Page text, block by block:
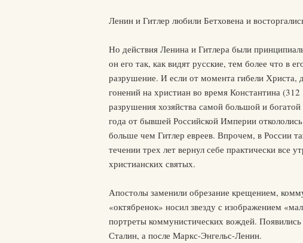
Ленин и Гитлер любили Бетховена и
Но действия Ленина и Гитлера были
он его так, как видят русские, тем более что в
разрушение. И если от момента гибели
гонений на христиан во время Константина
разрушения хозяйства самой большой и
года от бывшей Российской Империи
больше чем Гитлер евреев. Впрочем, в России
течении трех лет вернул себе практически все
христианских святых.
Апостолы заменили обрезание крещением,
«октябренок» носил звезду с изображением
портреты коммунистических вождей.
Сталин, а после Маркс-Энгельс-Ленин.